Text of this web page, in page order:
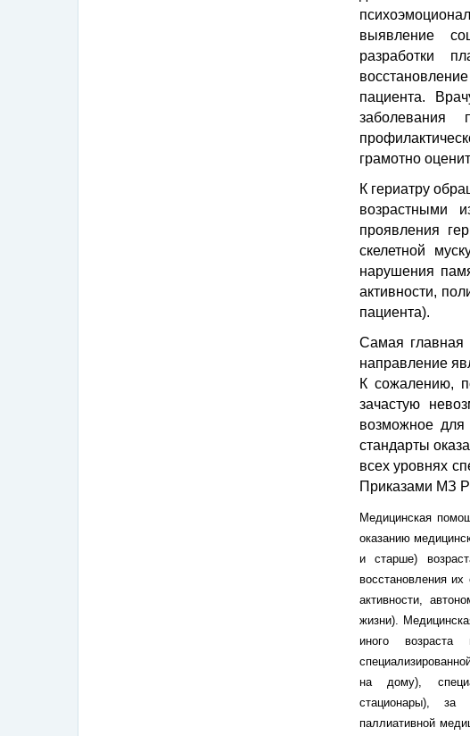
выявление
разработки
пациента.
грамотно
К гериатру
возрастными
проявления
скелетной
нарушения
активности,
пациента).
Самая главная
направление
К сожалению,
зачастую
возможное для
стандарты
всех уровнях
Приказами МЗ
Медицинская
оказанию
и старше)
восстановления
активности,
жизни).
иного
на дому),
стационары), за
паллиативной